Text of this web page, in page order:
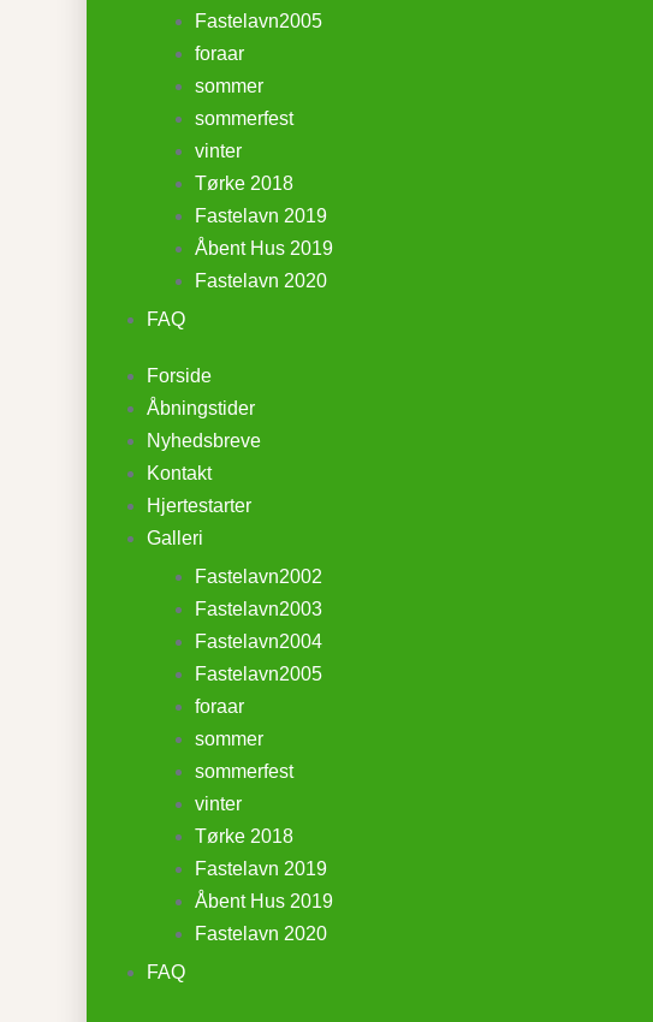
Fastelavn2005
foraar
sommer
sommerfest
vinter
Tørke 2018
Fastelavn 2019
Åbent Hus 2019
Fastelavn 2020
FAQ
Forside
Åbningstider
Nyhedsbreve
Kontakt
Hjertestarter
Galleri
Fastelavn2002
Fastelavn2003
Fastelavn2004
Fastelavn2005
foraar
sommer
sommerfest
vinter
Tørke 2018
Fastelavn 2019
Åbent Hus 2019
Fastelavn 2020
FAQ